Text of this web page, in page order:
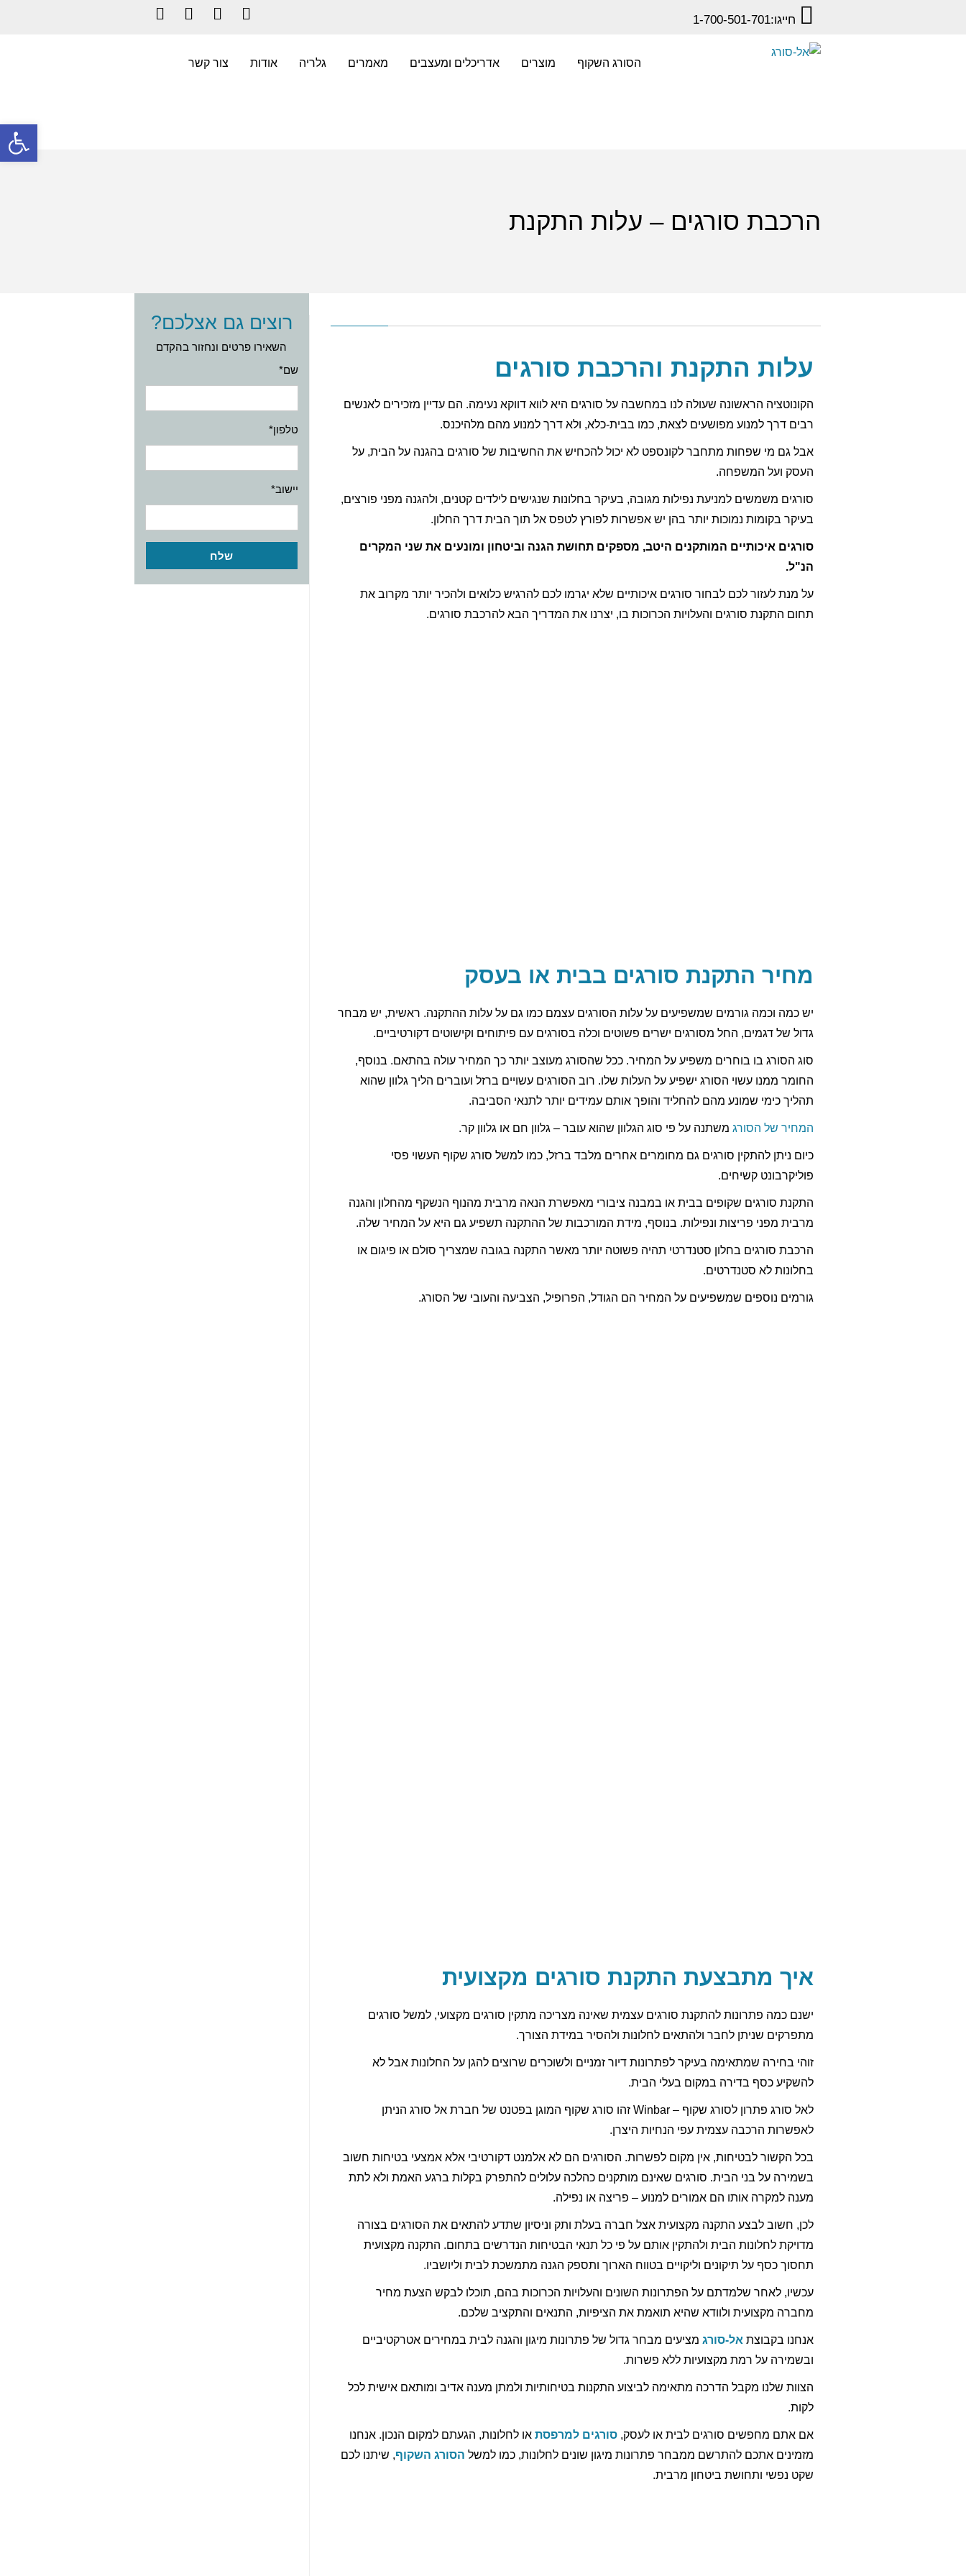
חייגו:1-700-501-701
הסורג השקוף מוצרים אדריכלים ומעצבים מאמרים גלריה אודות צור קשר
הרכבת סורגים – עלות התקנת
סורגים ואיפה מוצאים מתקין
סורגים מקצועי?
עלות התקנת והרכבת סורגים
הקונוטציה הראשונה שעולה לנו במחשבה על סורגים היא לווא דווקא נעימה. הם עדיין מזכירים לאנשים
רבים דרך למנוע מפושעים לצאת, כמו בבית-כלא, ולא דרך למנוע מהם מלהיכנס.
אבל גם מי שפחות מתחבר לקונספט לא יכול להכחיש את החשיבות של סורגים בהגנה על הבית, על
העסק ועל המשפחה.
סורגים משמשים למניעת נפילות מגובה, בעיקר בחלונות שנגישים לילדים קטנים, ולהגנה מפני פורצים,
בעיקר בקומות נמוכות יותר בהן יש אפשרות לפורץ לטפס אל תוך הבית דרך החלון.
סורגים איכותיים המותקנים היטב, מספקים תחושת הגנה וביטחון ומונעים את שני המקרים
הנ"ל.
על מנת לעזור לכם לבחור סורגים איכותיים שלא יגרמו לכם להרגיש כלואים ולהכיר יותר מקרוב את
תחום התקנת סורגים והעלויות הכרוכות בו, יצרנו את המדריך הבא להרכבת סורגים.
מחיר התקנת סורגים בבית או בעסק
יש כמה וכמה גורמים שמשפיעים על עלות הסורגים עצמם כמו גם על עלות ההתקנה. ראשית, יש מבחר
גדול של דגמים, החל מסורגים ישרים פשוטים וכלה בסורגים עם פיתוחים וקישוטים דקורטיביים.
סוג הסורג בו בוחרים משפיע על המחיר. ככל שהסורג מעוצב יותר כך המחיר עולה בהתאם. בנוסף,
החומר ממנו עשוי הסורג ישפיע על העלות שלו. רוב הסורגים עשויים ברזל ועוברים הליך גלוון שהוא
תהליך כימי שמונע מהם להחליד והופך אותם עמידים יותר לתנאי הסביבה.
המחיר של הסורג משתנה על פי סוג הגלוון שהוא עובר – גלוון חם או גלוון קר.
כיום ניתן להתקין סורגים גם מחומרים אחרים מלבד ברזל, כמו למשל סורג שקוף העשוי פסי
פוליקרבונט קשיחים.
התקנת סורגים שקופים בבית או במבנה ציבורי מאפשרת הנאה מרבית מהנוף הנשקף מהחלון והגנה
מרבית מפני פריצות ונפילות. בנוסף, מידת המורכבות של ההתקנה תשפיע גם היא על המחיר שלה.
הרכבת סורגים בחלון סטנדרטי תהיה פשוטה יותר מאשר התקנה בגובה שמצריך סולם או פיגום או
בחלונות לא סטנדרטים.
גורמים נוספים שמשפיעים על המחיר הם הגודל, הפרופיל, הצביעה והעובי של הסורג.
איך מתבצעת התקנת סורגים מקצועית
ישנם כמה פתרונות להתקנת סורגים עצמית שאינה מצריכה מתקין סורגים מקצועי, למשל סורגים
מתפרקים שניתן לחבר ולהתאים לחלונות ולהסיר במידת הצורך.
זוהי בחירה שמתאימה בעיקר לפתרונות דיור זמניים ולשוכרים שרוצים להגן על החלונות אבל לא
להשקיע כסף בדירה במקום בעלי הבית.
לאל סורג פתרון לסורג שקוף – Winbar זהו סורג שקוף המוגן בפטנט של חברת אל סורג הניתן
לאפשרות הרכבה עצמית עפי הנחיות היצרן.
בכל הקשור לבטיחות, אין מקום לפשרות. הסורגים הם לא אלמנט דקורטיבי אלא אמצעי בטיחות חשוב
בשמירה על בני הבית. סורגים שאינם מותקנים כהלכה עלולים להתפרק בקלות ברגע האמת ולא לתת
מענה למקרה אותו הם אמורים למנוע – פריצה או נפילה.
לכן, חשוב לבצע התקנה מקצועית אצל חברה בעלת ותק וניסיון שתדע להתאים את הסורגים בצורה
מדויקת לחלונות הבית ולהתקין אותם על פי כל תנאי הבטיחות הנדרשים בתחום. התקנה מקצועית
תחסוך כסף על תיקונים וליקויים בטווח הארוך ותספק הגנה מתמשכת לבית וליושביו.
עכשיו, לאחר שלמדתם על הפתרונות השונים והעלויות הכרוכות בהם, תוכלו לבקש הצעת מחיר
מחברה מקצועית ולוודא שהיא תואמת את הציפיות, התנאים והתקציב שלכם.
אנחנו בקבוצת אל-סורג מציעים מבחר גדול של פתרונות מיגון והגנה לבית במחירים אטרקטיביים
ובשמירה על רמת מקצועיות ללא פשרות.
הצוות שלנו מקבל הדרכה מתאימה לביצוע התקנות בטיחותיות ולמתן מענה אדיב ומותאם אישית לכל
לקות.
אם אתם מחפשים סורגים לבית או לעסק, סורגים למרפסת או לחלונות, הגעתם למקום הנכון. אנחנו
מזמינים אתכם להתרשם ממבחר פתרונות מיגון שונים לחלונות, כמו למשל הסורג השקוף, שיתנו לכם
שקט נפשי ותחושת ביטחון מרבית.
רוצים גם אצלכם?
השאירו פרטים ונחזור בהקדם
שם*
טלפון*
יישוב*